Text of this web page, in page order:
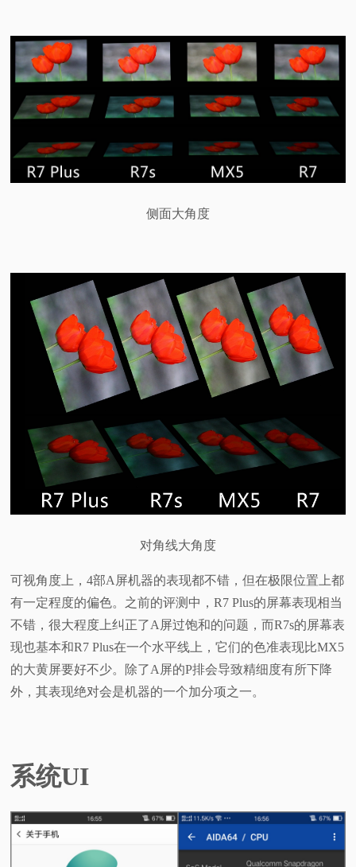
侧面大角度
对角线大角度
可视角度上，4部A屏机器的表现都不错，但在极限位置上都
有一定程度的偏色。之前的评测中，R7 Plus的屏幕表现相当
不错，很大程度上纠正了A屏过饱和的问题，而R7s的屏幕表
现也基本和R7 Plus在一个水平线上，它们的色准表现比MX5
的大黄屏要好不少。除了A屏的P排会导致精细度有所下降
外，其表现绝对会是机器的一个加分项之一。
系统UI